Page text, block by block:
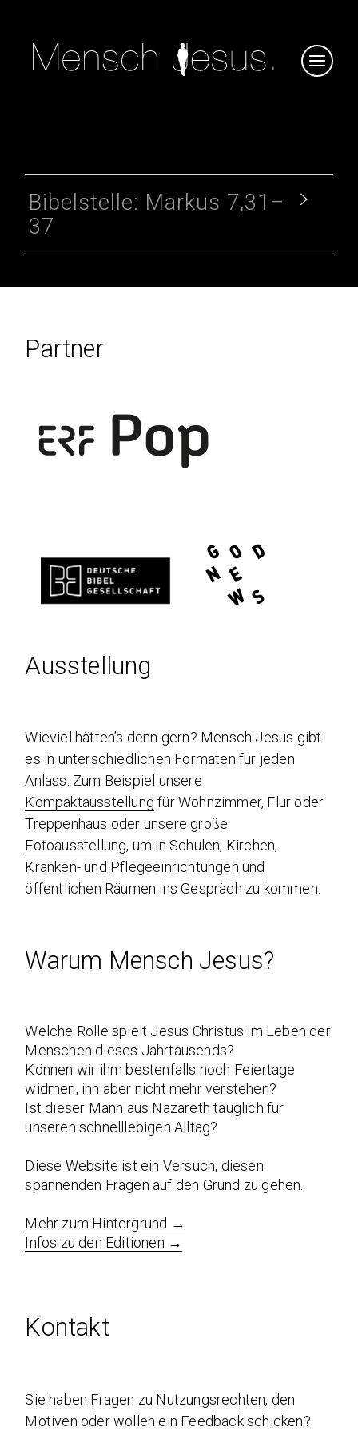
Bibelstelle: Markus 7,31–
37
Partner
Ausstellung
Wieviel hätten’s denn gern? Mensch Jesus gibt
es in unterschiedlichen Formaten für jeden
Anlass. Zum Beispiel unsere
Kompaktausstellung für Wohnzimmer, Flur oder
Treppenhaus oder unsere große
Fotoausstellung, um in Schulen, Kirchen,
Kranken- und Pflegeeinrichtungen und
öffentlichen Räumen ins Gespräch zu kommen.
Warum Mensch Jesus?
Welche Rolle spielt Jesus Christus im Leben der
Menschen dieses Jahrtausends?
Können wir ihm bestenfalls noch Feiertage
widmen, ihn aber nicht mehr verstehen?
Ist dieser Mann aus Nazareth tauglich für
unseren schnelllebigen Alltag?
Diese Website ist ein Versuch, diesen
spannenden Fragen auf den Grund zu gehen.
Mehr zum Hintergrund →
Infos zu den Editionen →
Kontakt
Sie haben Fragen zu Nutzungsrechten, den
Motiven oder wollen ein Feedback schicken?